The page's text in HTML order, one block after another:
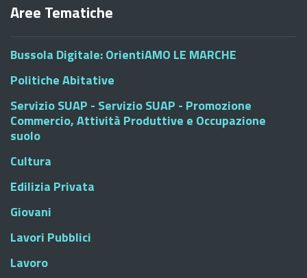
Aree Tematiche
Bussola Digitale: OrientiAMO LE MARCHE
Politiche Abitative
Servizio SUAP - Servizio SUAP - Promozione
Commercio, Attività Produttive e Occupazione
suolo
Cultura
Edilizia Privata
Giovani
Lavori Pubblici
Lavoro